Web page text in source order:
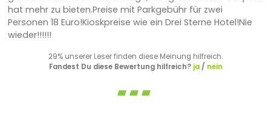
hat mehr zu bieten.Preise mit Parkgebühr für zwei
Personen 18 Euro!Kioskpreise wie ein Drei Sterne Hotel!Nie
wieder!!!!!!
29% unserer Leser finden diese Meinung hilfreich.
Fandest Du diese Bewertung hilfreich? ja/ nein